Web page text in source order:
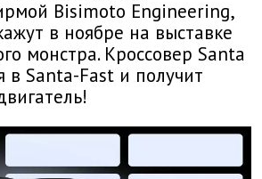
Bisimoto Engineering,
в ноябре на выставке
монстра. Кроссовер Santa
в Santa-Fast и получит